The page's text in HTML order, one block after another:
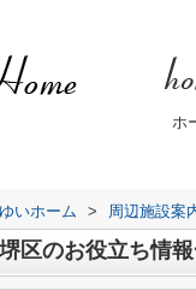
ホ
いホーム > 周辺施設案
区のお役立ち情